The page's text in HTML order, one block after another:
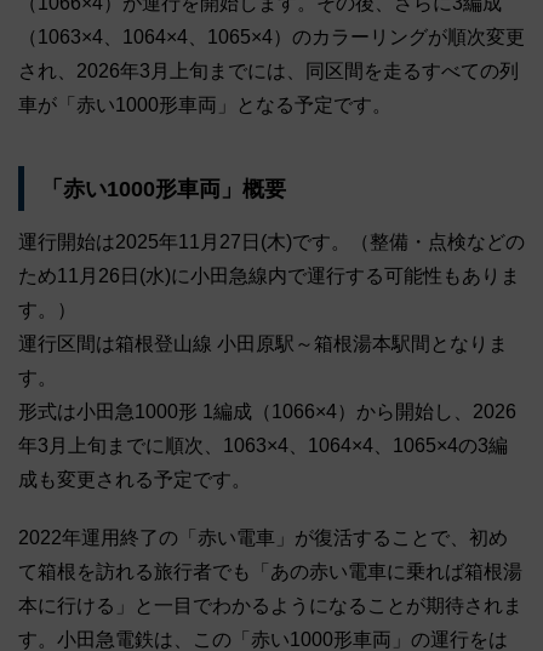
（1063×4、1064×4、1065×4）のカラーリングが順次変更
され、2026年3月上旬までには、同区間を走るすべての列
車が「赤い1000形車両」となる予定です。
「赤い1000形車両」概要
運行開始は2025年11月27日(木)です。（整備・点検などの
ため11月26日(水)に小田急線内で運行する可能性もありま
す。）
運行区間は箱根登山線 小田原駅～箱根湯本駅間となりま
す。
形式は小田急1000形 1編成（1066×4）から開始し、2026
年3月上旬までに順次、1063×4、1064×4、1065×4の3編
成も変更される予定です。
2022年運用終了の「赤い電車」が復活することで、 初め
て箱根を訪れる旅行者でも「あの赤い電車に乗れば箱根湯
本に行ける」と一目でわかるようになることが期待されま
す。 小田急電鉄は、この「赤い1000形車両」の運行をは